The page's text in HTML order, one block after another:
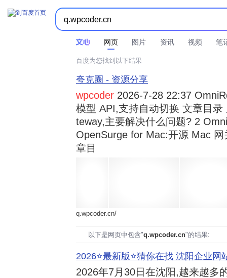
网页 图片 资讯 视频 笔
时间不限  所有网页和文件  站点内检索 
百度为您找到以下结果
夸克圈 - 资源分享
wpcoder 2026-7-28 22:37
模型 API,支持自动切换 文章目
teway,主要解决什么问题? 2
OpenSurge for Mac:开源 Mac
章目
q.wpcoder.cn/
以下是网页中包含"q.wpcoder.cn"的结果:
2026⭐️最新版⭐️猜你在找 沈阳企业网
2026年7月30日在沈阳,越来越多